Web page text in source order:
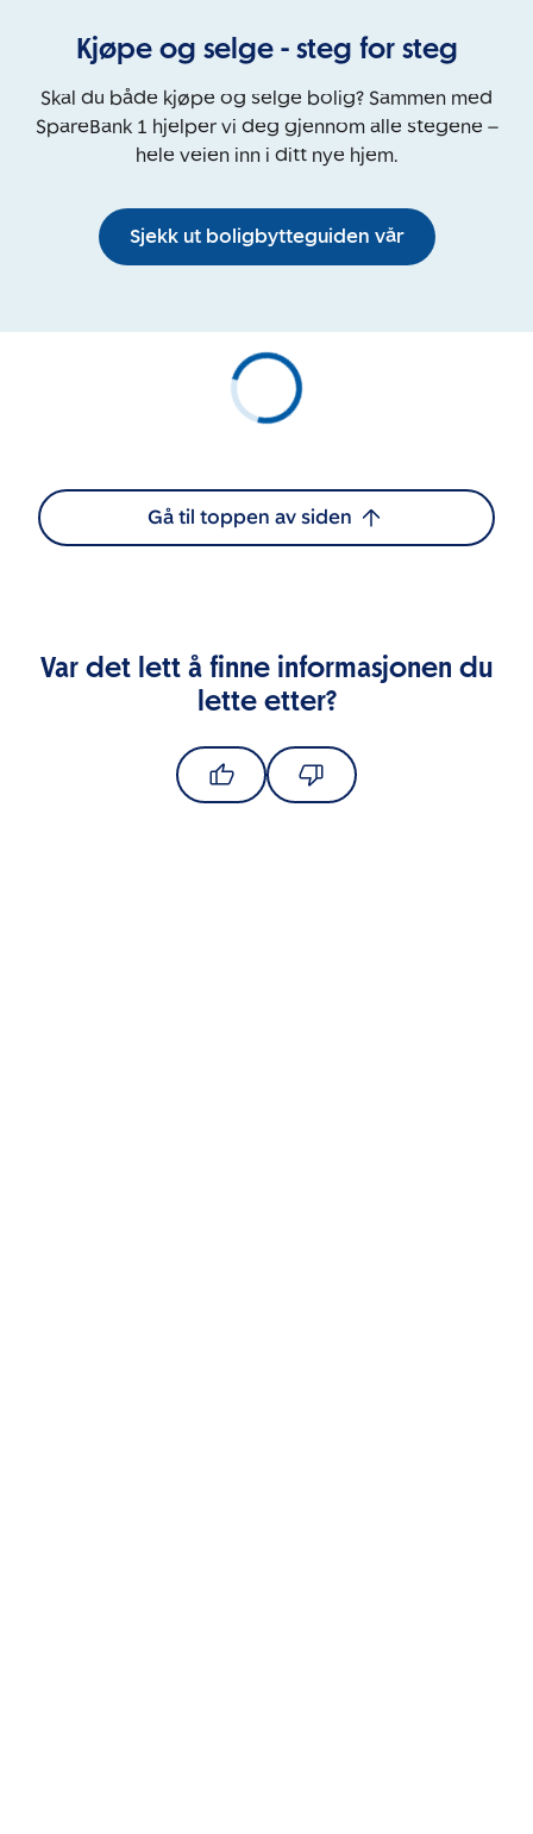
Kjøpe og selge - steg for steg
Skal du både kjøpe og selge bolig? Sammen med
SpareBank 1 hjelper vi deg gjennom alle stegene –
hele veien inn i ditt nye hjem.
Sjekk ut boligbytteguiden vår
Gå til toppen av siden
Var det lett å finne informasjonen du
lette etter?